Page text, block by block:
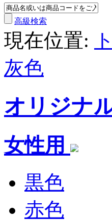
高級検索
現在位置:
灰色
オリジナ
女性用
黒色
赤色